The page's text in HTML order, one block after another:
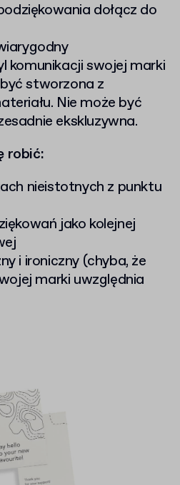
dołącz do
komunikacji swojej marki
stworzona z
Nie może być
ekskluzywna.
robić:
nieistotnych z punktu
jako kolejnej
i ironiczny (chyba, że
marki uwzględnia